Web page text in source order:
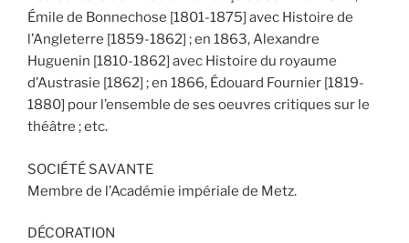
Émile de Bonnechose [1801-1875] avec Histoire de
l’Angleterre [1859-1862] ; en 1863, Alexandre
Huguenin [1810-1862] avec Histoire du royaume
d’Austrasie [1862] ; en 1866, Édouard Fournier [1819-
1880] pour l’ensemble de ses oeuvres critiques sur le
théâtre ; etc.
SOCIÉTÉ SAVANTE
Membre de l’Académie impériale de Metz.
DÉCORATION